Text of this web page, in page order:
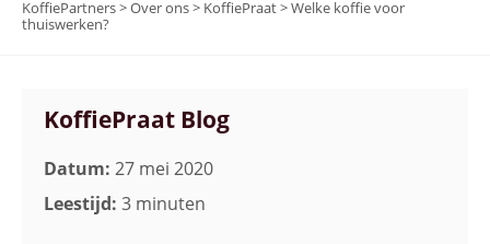
KoffiePartners>Over ons> KoffiePraat>Welke koffie voor
thuiswerken?
KoffiePraat Blog
Datum: 27 mei 2020
Leestijd: 3 minuten